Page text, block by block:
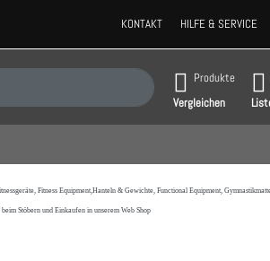
KONTAKT HILFE & SERVICE
erste Ergebnisse. Drücken Sie die
Produkte
Vergleichen
Fitness Equipment,Hanteln & Gewichte, Functional Equipment,
Stöbern und Einkaufen in unserem Web Shop